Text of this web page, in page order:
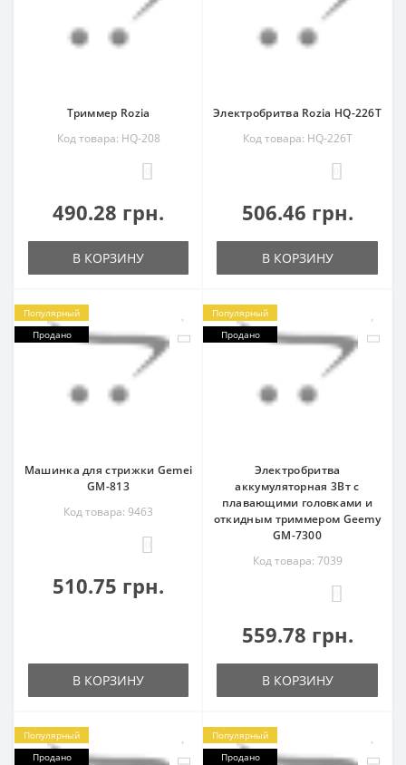
Триммер Rozia
Код товара: HQ-208
490.28 грн.
В КОРЗИНУ
Электробритва Rozia HQ-226T
Код товара: HQ-226T
506.46 грн.
В КОРЗИНУ
Популярный
Продано
Машинка для стрижки Gemei
GM-813
Код товара: 9463
510.75 грн.
В КОРЗИНУ
Популярный
Продано
Электробритва
аккумуляторная 3Вт с
плавающими головками и
откидным триммером Geemy
GM-7300
Код товара: 7039
559.78 грн.
В КОРЗИНУ
Популярный
Продано
Популярный
Продано